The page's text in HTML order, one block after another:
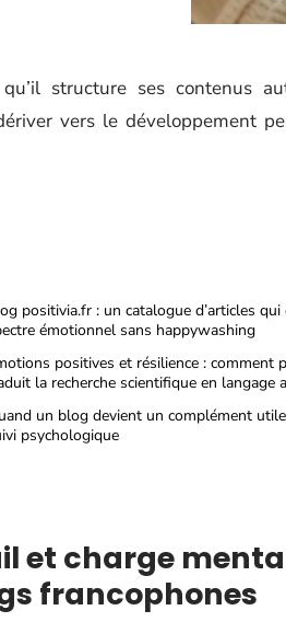
structure ses contenus
vers le développement
positivia.fr : un catalogue d’articles qui
émotionnel sans happywashing
positives et résilience : comment
la recherche scientifique en langage
un blog devient un complément
psychologique
et charge
francophones